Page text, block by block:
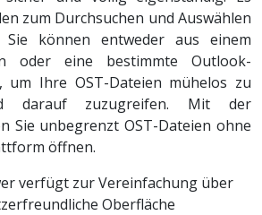
zum Durchsuchen und Auswählen
Sie können entweder aus einem
oder eine bestimmte Outlook-
um Ihre OST-Dateien mühelos zu
darauf zuzugreifen. Mit der
Sie unbegrenzt OST-Dateien ohne
öffnen.
verfügt zur Vereinfachung über
Oberfläche